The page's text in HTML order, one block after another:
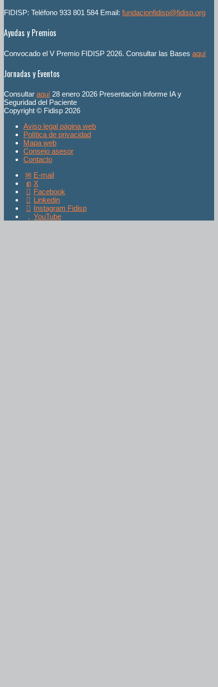
FIDISP: Teléfono 933 801 584 Email: fundacionfidisp@fidisp.org
Ayudas y Premios
Convocado el V Premio FIDISP 2026. Consultar las Bases aquí
Jornadas y Eventos
Consultar aquí 28 enero 2026 Presentación Informe IA y
Seguridad del Paciente
Copyright © Fidisp 2026
Aviso legal página web
Política de privacidad
Mapa web
Consejo asesor
Contacto
E-mail
X
Facebook
Linkedin
Instagram Fidisp
YouTube